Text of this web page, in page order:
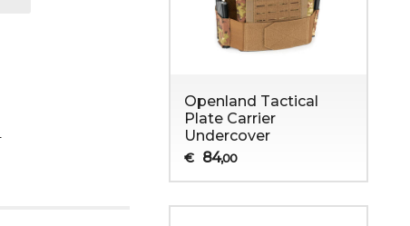
Openland Tactical
Plate Carrier
Undercover
€ 84,00